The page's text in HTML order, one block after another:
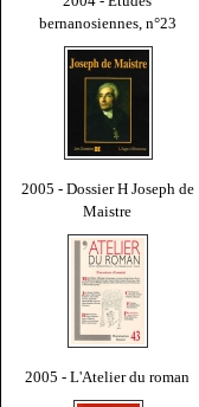
bernanosiennes, n°23
2005 - Dossier H Joseph de
Maistre
2005 - L'Atelier du roman